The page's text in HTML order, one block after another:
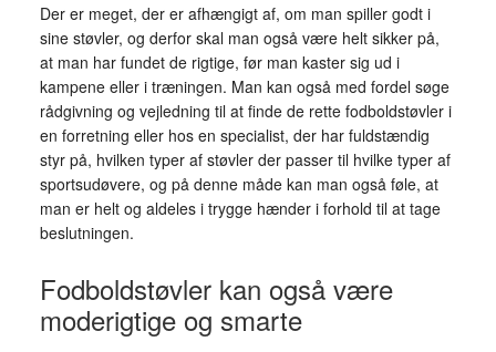
Der er meget, der er afhængigt af, om man spiller godt i
sine støvler, og derfor skal man også være helt sikker på,
at man har fundet de rigtige, før man kaster sig ud i
kampene eller i træningen. Man kan også med fordel søge
rådgivning og vejledning til at finde de rette fodboldstøvler i
en forretning eller hos en specialist, der har fuldstændig
styr på, hvilken typer af støvler der passer til hvilke typer af
sportsudøvere, og på denne måde kan man også føle, at
man er helt og aldeles i trygge hænder i forhold til at tage
beslutningen.
Fodboldstøvler kan også være
moderigtige og smarte